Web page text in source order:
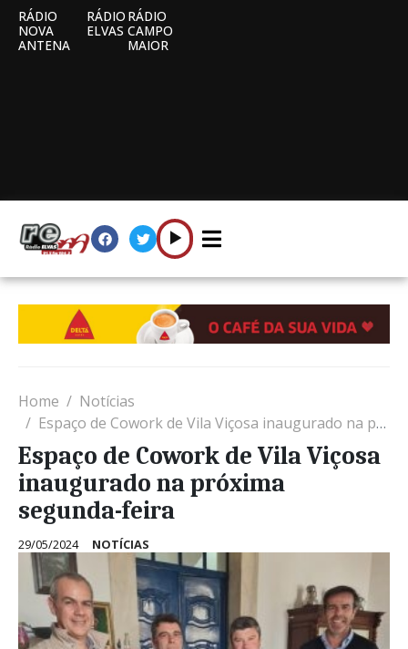
RÁDIO
NOVA
ANTENA
RÁDIO
ELVAS
RÁDIO
CAMPO
MAIOR
Home
Notícias
Espaço de Cowork de Vila Viçosa inaugurado na próxima segunda-feira
Espaço de Cowork de Vila Viçosa
inaugurado na próxima
segunda-feira
29/05/2024 NOTÍCIAS